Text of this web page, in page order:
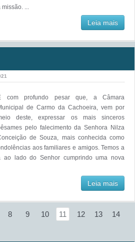
...
Leia mais
com profundo pesar que, a Câmara
de Carmo da Cachoeira, vem por
deste, expressar os mais sinceros
pelo falecimento da Senhora Nilza
de Souza, mais conhecida como
aos familiares e amigos. Temos a
lado do Senhor cumprindo uma nova
Leia mais
8 9 10 11 12 13
14